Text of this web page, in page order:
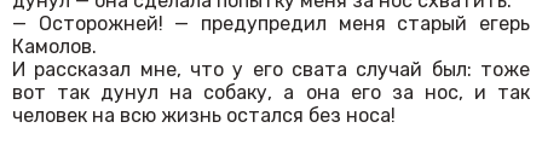
— Осторожней! — предупредил меня старый егерь
Камолов.
И рассказал мне, что у его свата случай был: тоже
вот так дунул на собаку, а она его за нос, и так
человек на всю жизнь остался без носа!